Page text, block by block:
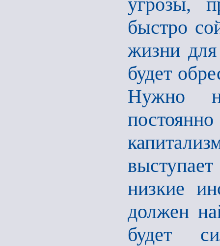
быстро
жизни для
будет
Нужно
низкие
должен
будет